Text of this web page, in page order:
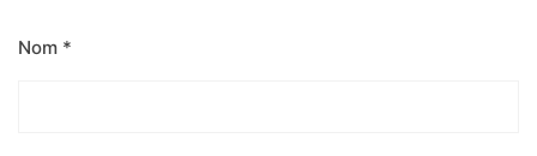
Nom *